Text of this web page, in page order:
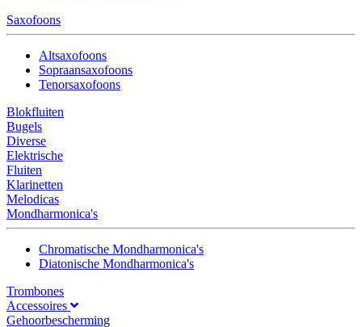
Saxofoons
Altsaxofoons
Sopraansaxofoons
Tenorsaxofoons
Blokfluiten
Bugels
Diverse
Elektrische
Fluiten
Klarinetten
Melodicas
Mondharmonica's
Chromatische Mondharmonica's
Diatonische Mondharmonica's
Trombones
Accessoires
Gehoorbescherming